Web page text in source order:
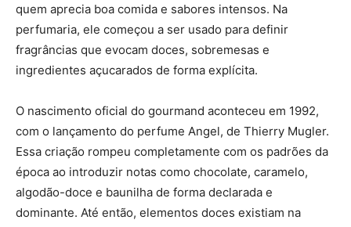
quem aprecia boa comida e sabores intensos. Na
perfumaria, ele começou a ser usado para definir
fragrâncias que evocam doces, sobremesas e
ingredientes açucarados de forma explícita.
O nascimento oficial do gourmand aconteceu em 1992,
com o lançamento do perfume Angel, de Thierry Mugler.
Essa criação rompeu completamente com os padrões da
época ao introduzir notas como chocolate, caramelo,
algodão-doce e baunilha de forma declarada e
dominante. Até então, elementos doces existiam na